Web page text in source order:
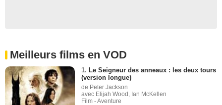
Meilleurs films en VOD
1. Le Seigneur des anneaux : les deux tours
(version longue)
de Peter Jackson
avec Elijah Wood, Ian McKellen
Film - Aventure